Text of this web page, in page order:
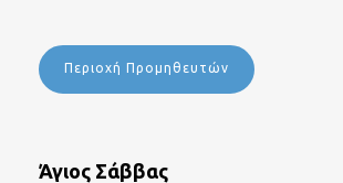
Περιοχή Προμηθευτών
Άγιος Σάββας